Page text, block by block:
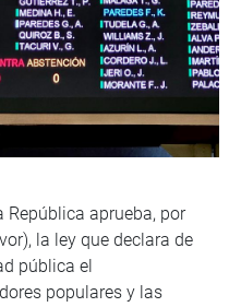
República aprueba, por
la ley que declara de
pública el
populares y las